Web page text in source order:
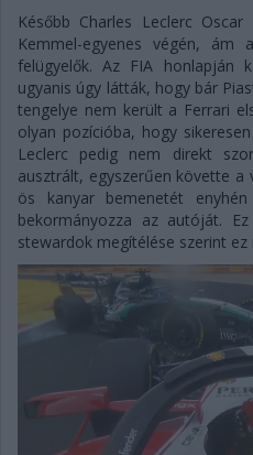
Később Charles Leclerc
Kemmel-egyenes végén,
felügyelők. Az FIA honlapján
ugyanis úgy látták, hogy bár
tengelye nem került a Ferrari
olyan pozícióba, hogy
Leclerc pedig nem direkt
ausztrált, egyszerűen követte a
ös kanyar bemenetét
bekormányozza az autóját.
stewardok megítélése szerint